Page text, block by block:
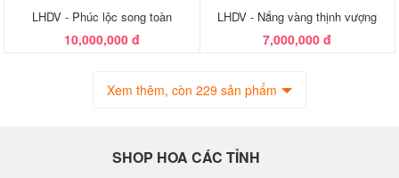
LHDV - Phúc lộc song toàn
10,000,000 đ
LHDV - Nắng vàng thịnh vượng
7,000,000 đ
Xem thêm, còn 229 sản phẩm
SHOP HOA CÁC TỈNH